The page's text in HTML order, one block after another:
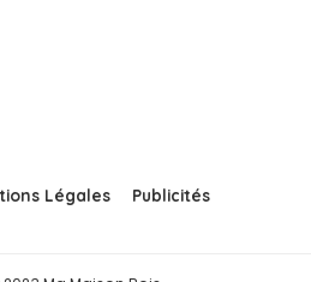
Légales Publicités